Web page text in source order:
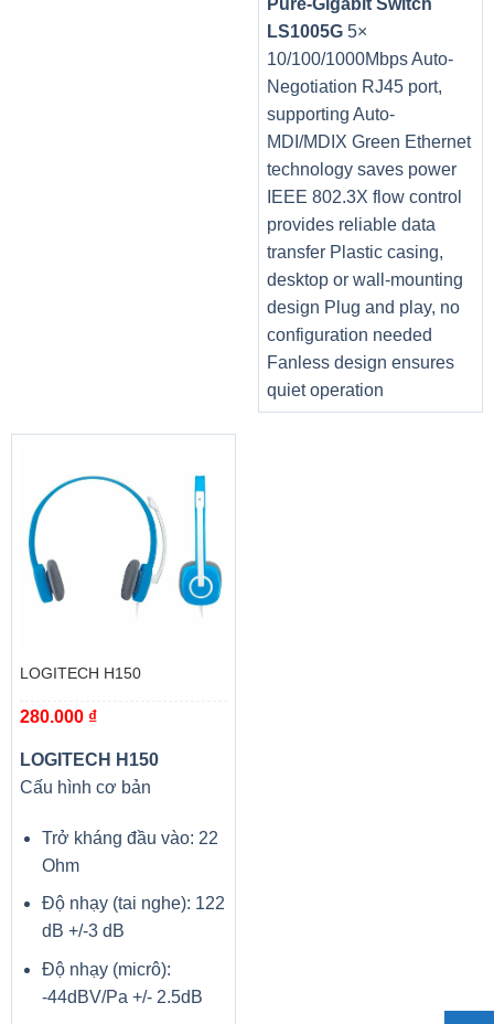
Nhờ vậy, việc xây dựng và lắp ráp một dàn PC mới cho
bạn sẽ dễ dàng hơn nhiều.
Chất lượng hàng đầu
Chất lượng luôn được Silicon Power đặt lên trên hết để
LS1005G5×
10/100/1000Mbps Auto-
Negotiation RJ45 port,
supporting Auto-
MDI/MDIX Green Ethernet
technology saves power
IEEE 802.3X flow control
provides reliable data
transfer Plastic casing,
desktop or wall-mounting
design Plug and play, no
configuration needed
Fanless design ensures
quiet operation
LOGITECH H150
280.000 ₫
LOGITECH H150
Cấu hình cơ bản
Trở kháng đầu vào: 22
Ohm
Độ nhạy (tai nghe): 122
dB +/-3 dB
Độ nhạy (micrô):
-44dBV/Pa +/- 2.5dB